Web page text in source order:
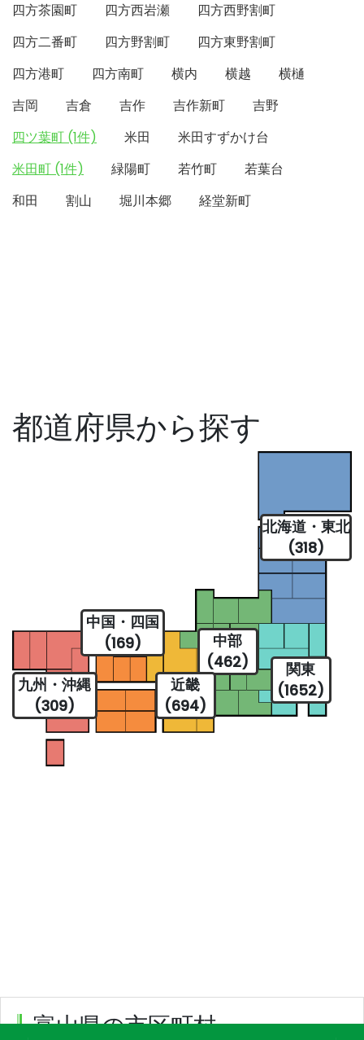
四方茶園町
四方西岩瀬
四方西野割町
四方二番町
四方野割町
四方東野割町
四方港町
四方南町 横内 横越
横樋
吉岡
吉倉 吉作 吉作新町
吉野
四ツ葉町 (1件)
米田
米田すずかけ台
米田町 (1件)
緑陽町 若竹町
若葉台
和田
割山 堀川本郷 経堂新町
都道府県から探す
北海道・東北
(318)
関東
(1652)
中部
(462)
近畿
(694)
中国・四国
(169)
九州・沖縄
(309)
富山県の市区町村